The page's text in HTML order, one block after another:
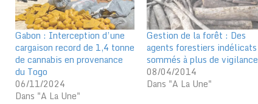
Gabon : Interception d’une
cargaison record de 1,4 tonne
de cannabis en provenance
du Togo
06/11/2024
Dans "A La Une"
Gestion de la forêt : Des
agents forestiers indélicats
sommés à plus de vigilance
08/04/2014
Dans "A La Une"